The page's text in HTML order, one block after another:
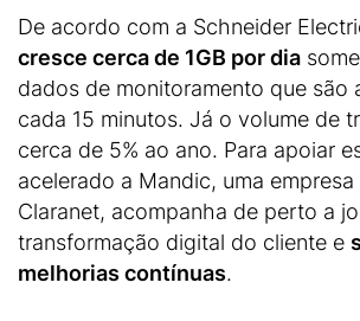
De acordo com a Schneider
cresce cerca de 1GB por dia
dados de monitoramento que são
cada 15 minutos. Já o volume de
cerca de 5% ao ano. Para apoiar
acelerado a Mandic, uma
Claranet, acompanha de perto a
transformação digital do cliente e
melhorias contínuas.